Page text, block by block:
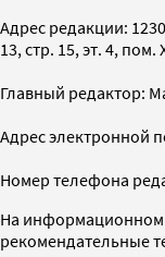
Адрес редакции:
13, стр. 15, эт. 4, пом.
Главный редактор:
Адрес электронной
Номер телефона
На информационном
рекомендательные